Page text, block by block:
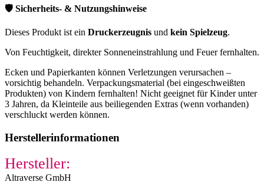
🛡️ Sicherheits- & Nutzungshinweise
Dieses Produkt ist ein Druckerzeugnis und kein Spielzeug.
Von Feuchtigkeit, direkter Sonneneinstrahlung und Feuer fernhalten.
Ecken und Papierkanten können Verletzungen verursachen –
vorsichtig behandeln. Verpackungsmaterial (bei eingeschweißten
Produkten) von Kindern fernhalten! Nicht geeignet für Kinder unter
3 Jahren, da Kleinteile aus beiliegenden Extras (wenn vorhanden)
verschluckt werden können.
Herstellerinformationen
Hersteller:
Altraverse GmbH